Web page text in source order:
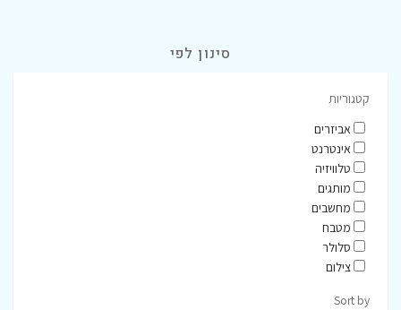
סינון לפי
קטגוריות
אביזרים
אינטרנט
טלוויזיה
מותגים
מחשבים
מטבח
סלולר
צילום
Sort by